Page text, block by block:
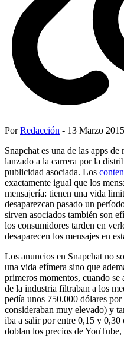
PorRedacción - 13 Marzo 2015
Snapchat es una de las apps
lanzado a la carrera por la
publicidad asociada. Los
exactamente igual que los
mensajería: tienen una vida
desaparezcan pasado un
sirven asociados también son
los consumidores tarden en
desaparecen los mensajes en
Los anuncios en Snapchat no
una vida efímera sino que
primeros momentos, cuando
de la industria filtraban a los
pedía unos 750.000 dólares
consideraban muy elevado) y
iba a salir por entre 0,15 y
doblan los precios de YouTube,